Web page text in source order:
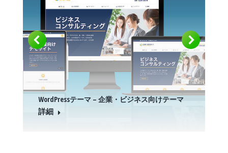
WordPressテーマ – 企業・ビジネス向けテーマ
詳細